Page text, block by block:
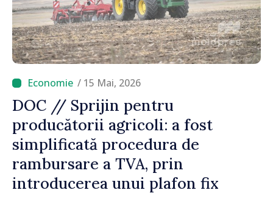
/ 15 Mai, 2026
DOC // Sprijin pentru
producătorii agricoli: a fost
simplificată procedura de
rambursare a TVA, prin
introducerea unui plafon fix